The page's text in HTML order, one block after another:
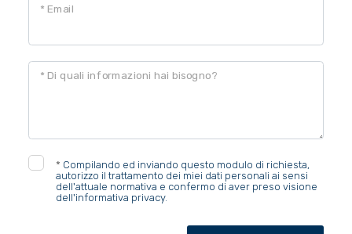
* Email
* Di quali informazioni hai bisogno?
* Compilando ed inviando questo modulo di richiesta,
autorizzo il trattamento dei miei dati personali ai sensi
dell'attuale normativa e confermo di aver preso visione
dell'informativa privacy.